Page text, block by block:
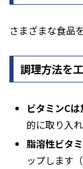
さまざまな食品
調理方法を
ビタミンC
的に取り入
脂溶性ビタ
ップします